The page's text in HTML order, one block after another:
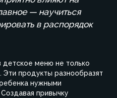
— научиться
в распорядок
детское меню не только
продукты разнообразят
нужными
привычку